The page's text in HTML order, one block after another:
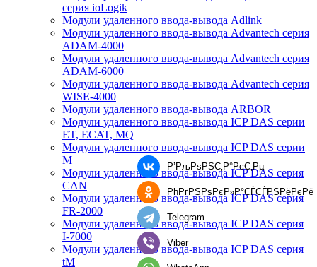
серия ioLogik
Модули удаленного ввода-вывода Adlink
Модули удаленного ввода-вывода Advantech серия
ADAM-4000
Модули удаленного ввода-вывода Advantech серия
ADAM-6000
Модули удаленного ввода-вывода Advantech серия
WISE-4000
Модули удаленного ввода-вывода ARBOR
Модули удаленного ввода-вывода ICP DAS серии
ET, ECAT, MQ
Модули удаленного ввода-вывода ICP DAS серии
M
Модули удаленного ввода-вывода ICP DAS серия
CAN
Модули удаленного ввода-вывода ICP DAS серия
FR-2000
Модули удаленного ввода-вывода ICP DAS серия
I-7000
Модули удаленного ввода-вывода ICP DAS серия
tM
Р’РљРѕРЅС‚Р°РєС‚Рµ
РћРґРЅРѕРєР»Р°СЃСЃРЅРёРєРё
Telegram
Viber